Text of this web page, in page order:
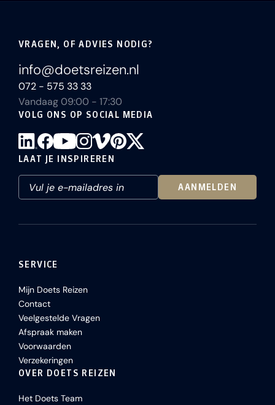
VRAGEN, OF ADVIES NODIG?
info@doetsreizen.nl
072 - 575 33 33
Vandaag 09:00 - 17:30
VOLG ONS OP SOCIAL MEDIA
LAAT JE INSPIREREN
AANMELDEN
SERVICE
Mijn Doets Reizen
Contact
Veelgestelde Vragen
Afspraak maken
Voorwaarden
Verzekeringen
OVER DOETS REIZEN
Het Doets Team